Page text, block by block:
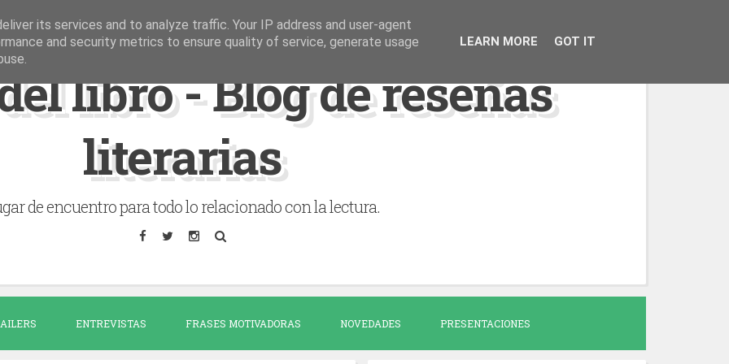
libro - Blog de reseñas
literarias
de encuentro para todo lo relacionado con la lectura.
ENTREVISTAS FRASES MOTIVADORAS NOVEDADES PRESENTACIONES
its services and to analyze traffic. Your IP address and user-agent
and security metrics to ensure quality of service, generate usage
LEARN MORE GOT IT